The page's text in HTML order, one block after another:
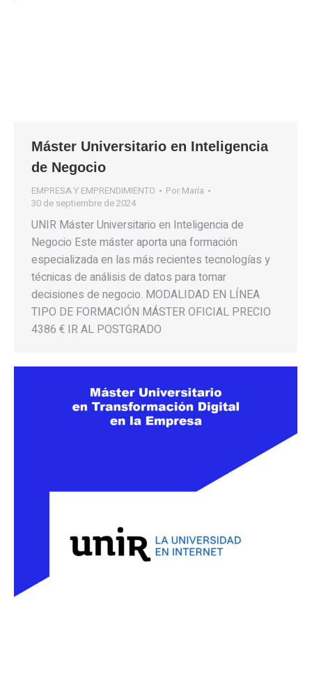
Máster Universitario en Inteligencia
de Negocio
EMPRESA Y EMPRENDIMIENTO Por María
30 de septiembre de 2024
UNIR Máster Universitario en Inteligencia de
Negocio Este máster aporta una formación
especializada en las más recientes tecnologías y
técnicas de análisis de datos para tomar
decisiones de negocio. MODALIDAD EN LÍNEA
TIPO DE FORMACIÓN MÁSTER OFICIAL PRECIO
4386 € IR AL POSTGRADO